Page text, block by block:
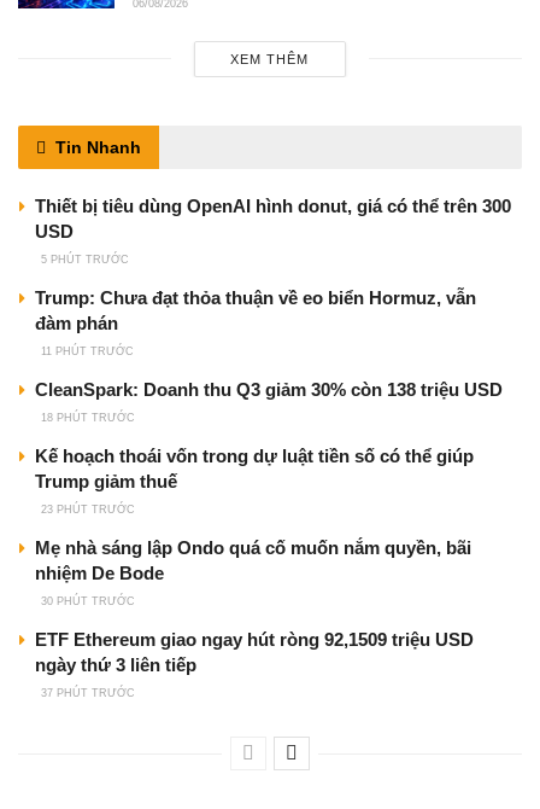
06/08/2026
XEM THÊM
Tin Nhanh
Thiết bị tiêu dùng OpenAI hình donut, giá có thể trên 300
USD
5 PHÚT TRƯỚC
Trump: Chưa đạt thỏa thuận về eo biển Hormuz, vẫn
đàm phán
11 PHÚT TRƯỚC
CleanSpark: Doanh thu Q3 giảm 30% còn 138 triệu USD
18 PHÚT TRƯỚC
Kế hoạch thoái vốn trong dự luật tiền số có thể giúp
Trump giảm thuế
23 PHÚT TRƯỚC
Mẹ nhà sáng lập Ondo quá cố muốn nắm quyền, bãi
nhiệm De Bode
30 PHÚT TRƯỚC
ETF Ethereum giao ngay hút ròng 92,1509 triệu USD
ngày thứ 3 liên tiếp
37 PHÚT TRƯỚC